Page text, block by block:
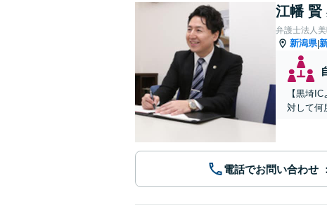
江幡 賢
弁護士法人
新潟県|
【黒埼
対して何
電話でお問い合わせ